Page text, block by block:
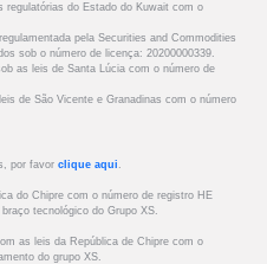
regulatórias do Estado do Kuwait com o
pela Securities and Commodities
sob o número de licença: 20200000339.
as leis de Santa Lúcia com o número de
de São Vicente e Granadinas com o número
por favor clique aqui .
do Chipre com o número de registro HE
tecnológico do Grupo XS.
as leis da República de Chipre com o
do grupo XS.